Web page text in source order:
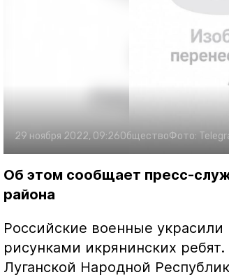
29 ноября 2022, 09:26ОбществоФото:
Об этом сообщает пресс-
района
Российские военные
рисунками икрянинских
Луганской Народной